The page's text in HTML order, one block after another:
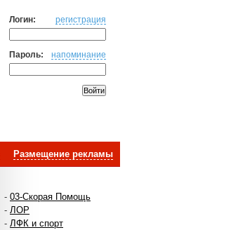
Логин: регистрация
Пароль: напоминание
Размещение рекламы
- 03-Скорая Помощь
- ЛОР
- ЛФК и спорт